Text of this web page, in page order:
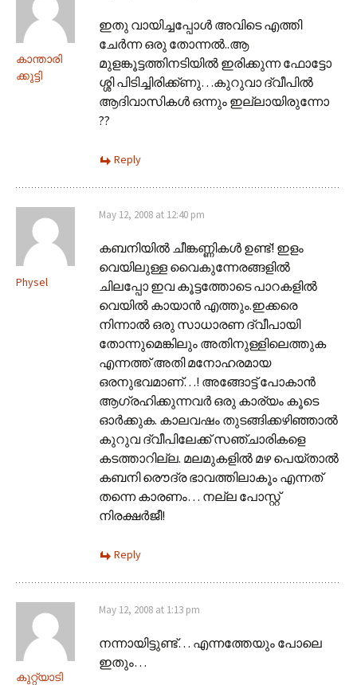
കാന്താരി
ക്കുട്ടി
ഇതു വായിച്ചപ്പോള്‍ അവിടെ എത്തി
ചേര്‍ന്ന ഒരു തോന്നല്‍..ആ
മുളങ്കൂട്ടത്തിനടിയില്‍ ഇരിക്കുന്ന ഫോട്ടോ
ശ്ശി പിടിച്ചിരിക്ക്ണു…കുറുവാ ദ്വീപില്‍
ആദിവാസികള്‍ ഒന്നും ഇല്ലായിരുന്നോ
??
Reply
Physel
May 12, 2008 at 12:40 pm
കബനിയില്‍ ചീങ്കണ്ണികള്‍ ഉണ്ട്! ഇളം
വെയിലുള്ള വൈകുന്നേരങ്ങളില്‍
ചിലപ്പോ ഇവ കൂട്ടത്തോടെ പാറകളില്‍
വെയില്‍ കായാന്‍ എത്തും.ഇക്കരെ
നിന്നാല്‍ ഒരു സാധാരണ ദ്വീപായി
തോന്നുമെങ്കിലും അതിനുള്ളിലെത്തുക
എന്നത്ത് അതി മനോഹരമായ
ഒരനുഭവമാണ്…! അങ്ങോട്ട് പോകാന്‍
ആഗ്രഹിക്കുന്നവര്‍ ഒരു കാര്യം കൂടെ
ഓര്‍ക്കുക. കാലവഷം തുടങ്ങിക്കഴിഞ്ഞാല്‍
കുറുവ ദ്വീപിലേക്ക് സഞ്ചാരികളെ
കടത്താറില്ല. മലമുകളില്‍ മഴ പെയ്താല്‍
കബനി രൌദ്ര ഭാവത്തിലാകൂം എന്നത്
തന്നെ കാരണം… നല്ല പോസ്റ്റ്
നിരക്ഷര്‍ജീ!
Reply
കുറ്റ്യാടി
May 12, 2008 at 1:13 pm
നന്നായിട്ടുണ്ട്… എന്നത്തേയും പോലെ
ഇതും…